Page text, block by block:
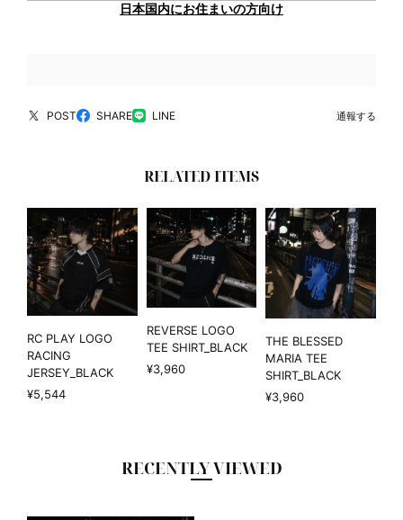
日本国内にお住まいの方向け
POST SHARE LINE 通報する
RELATED ITEMS
RC PLAY LOGO
RACING
JERSEY_BLACK
¥5,544
REVERSE LOGO
TEE SHIRT_BLACK
¥3,960
THE BLESSED
MARIA TEE
SHIRT_BLACK
¥3,960
RECENTLY VIEWED